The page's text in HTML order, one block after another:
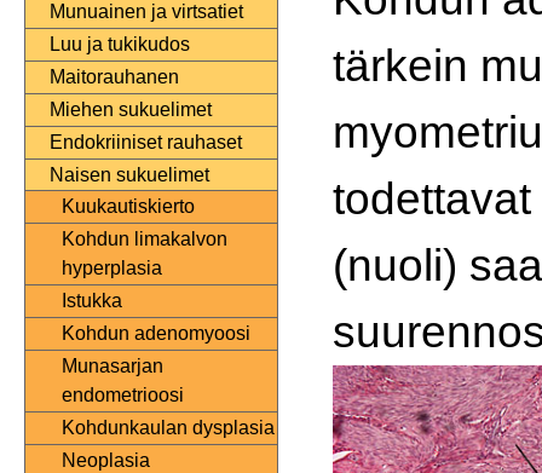
Munuainen ja virtsatiet
Luu ja tukikudos
Maitorauhanen
Miehen sukuelimet
Endokriiniset rauhaset
Naisen sukuelimet
Kuukautiskierto
Kohdun limakalvon
hyperplasia
Istukka
Kohdun adenomyoosi
Munasarjan
endometrioosi
Kohdunkaulan dysplasia
Neoplasia
tärkein
(nuoli)